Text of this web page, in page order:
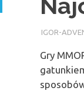
20 MARCA
IGOR-
Gry